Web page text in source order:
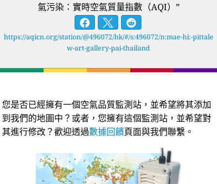
氣污染：實時空氣質量指數（AQI）”
https://aqicn.org/station/@496072/hk/#/s:496072/n:mae-hi:-pittale
w-art-gallery-pai-thailand
您是否已經擁有一個空氣品質監測站，並希望將其添加
到我們的地圖中？或者，您擁有這個監測站，並希望對
其進行修改？歡迎透過數據回饋頁面與我們聯繫。